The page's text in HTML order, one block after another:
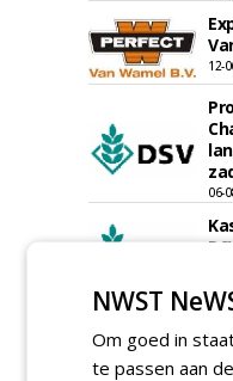
12-
06-
30-
NWST
Om goed in
te passen aan